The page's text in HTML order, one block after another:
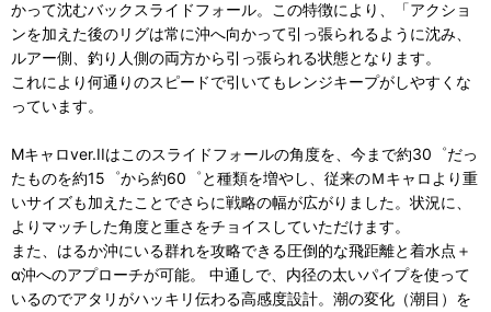
かって沈むバックスライドフォール。この特徴により、「アクショ
ンを加えた後のリグは常に沖へ向かって引っ張られるように沈み、
ルアー側、釣り人側の両方から引っ張られる状態となります。
これにより何通りのスピードで引いてもレンジキープがしやすくな
っています。
Mキャロver.IIはこのスライドフォールの角度を、今まで約30゜だっ
たものを約15゜から約60゜と種類を増やし、従来のＭキャロより重
いサイズも加えたことでさらに戦略の幅が広がりました。状況に、
よりマッチした角度と重さをチョイスしていただけます。
また、はるか沖にいる群れを攻略できる圧倒的な飛距離と着水点＋
α沖へのアプローチが可能。 中通しで、内径の太いパイプを使って
いるのでアタリがハッキリ伝わる高感度設計。潮の変化（潮目）を